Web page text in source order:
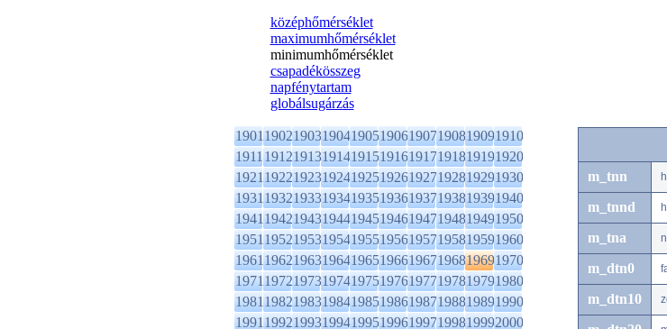
középhőmérséklet
maximumhőmérséklet
minimumhőmérséklet
csapadékösszeg
napfénytartam
globálsugárzás
1901190219031904190519061907190819091910
1911191219131914191519161917191819191920
1921192219231924192519261927192819291930
1931193219331934193519361937193819391940
1941194219431944194519461947194819491950
1951195219531954195519561957195819591960
1961196219631964196519661967196819691970
1971197219731974197519761977197819791980
1981198219831984198519861987198819891990
1991199219931994199519961997199819992000
m_tnn
m_tnnd
m_tna
m_dtn0
m_dtn10